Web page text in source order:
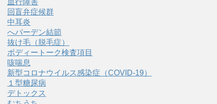
血行障害
回盲弁症候群
中耳炎
へバーデン結節
抜け毛（脱毛症）
ボディートーク検査項目
咳喘息
新型コロナウイルス感染症（COVID‑19）
１型糖尿病
デトックス